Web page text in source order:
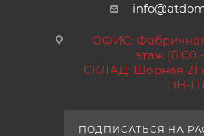
ОФИС: Фабричная
этаж (8:00 -
СКЛАД: Шорная 21
ПН-
ПОДПИСАТЬСЯ НА